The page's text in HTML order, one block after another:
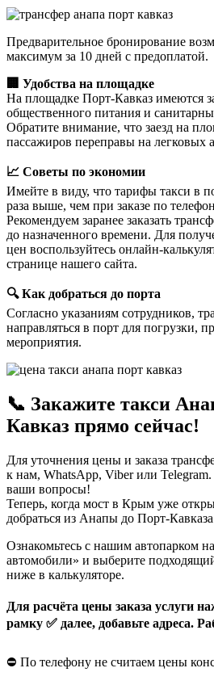
Предварительное бронирование
максимум за 10 дней с предоплатой.
🏢 Удобства на площадке
На площадке Порт-Кавказ имеются
общественного питания и
Обратите внимание, что заезд на
пассажиров переправы на легковых
📈 Советы по экономии
Имейте в виду, что тарифы такси в
раза выше, чем при заказе по
Рекомендуем заранее заказать
до назначенного времени. Для
цен воспользуйтесь онлайн-
странице нашего сайта.
🔍 Как добраться до порта
Согласно указаниям сотрудников,
направляться в порт для погрузки,
мероприятия.
📞 Закажите такси
Кавказ прямо сейчас!
Для уточнения цены и заказа
к нам, WhatsApp, Viber или
ваши вопросы!
Теперь, когда мост в Крым уже
добраться из Анапы до Порт-
Ознакомьтесь с нашим автопарком
автомобили» и выберите
ниже в калькуляторе.
Для расчёта цены заказа услуги
рамку ✅ далее, добавьте адреса.
⛔️ По телефону не считаем цены